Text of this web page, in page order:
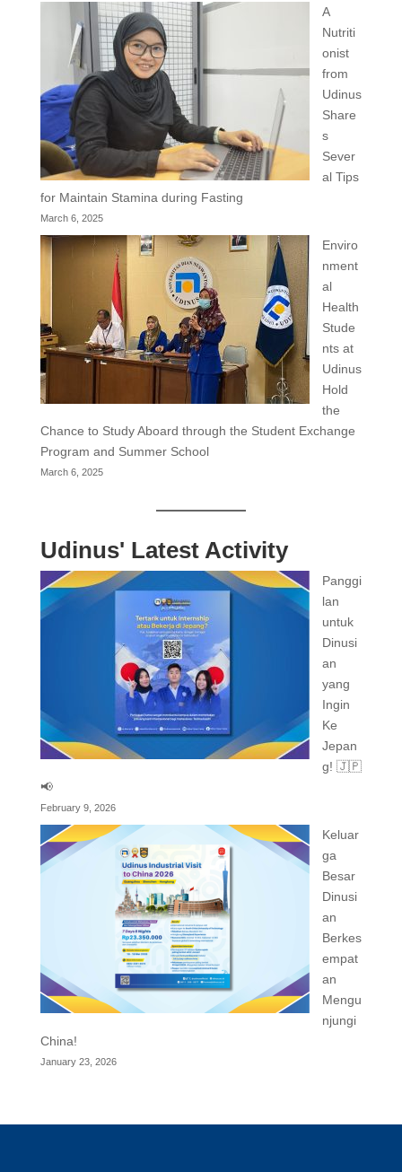
A
Nutriti
onist
from
Udinus
Share
s
Sever
al Tips
for Maintain Stamina during Fasting
March 6, 2025
Enviro
nment
al
Health
Stude
nts at
Udinus
Hold
the
Chance to Study Aboard through the Student Exchange
Program and Summer School
March 6, 2025
Udinus' Latest Activity
Panggi
lan
untuk
Dinusi
an
yang
Ingin
Ke
Jepan
g! 🇯🇵
📢
February 9, 2026
Keluar
ga
Besar
Dinusi
an
Berkes
empat
an
Mengu
njungi
China!
January 23, 2026